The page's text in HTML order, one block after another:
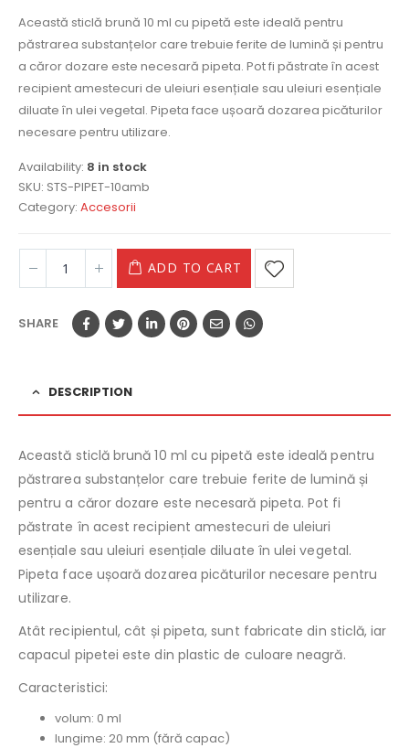
Această sticlă brună 10 ml cu pipetă este ideală pentru
păstrarea substanțelor care trebuie ferite de lumină și pentru
a căror dozare este necesară pipeta. Pot fi păstrate în acest
recipient amestecuri de uleiuri esențiale sau uleiuri esențiale
diluate în ulei vegetal. Pipeta face ușoară dozarea picăturilor
necesare pentru utilizare.
Availability: 8 in stock
SKU: STS-PIPET-10amb
Category: Accesorii
ADD TO CART
SHARE
DESCRIPTION
Această sticlă brună 10 ml cu pipetă este ideală pentru
păstrarea substanțelor care trebuie ferite de lumină și
pentru a căror dozare este necesară pipeta. Pot fi
păstrate în acest recipient amestecuri de uleiuri
esențiale sau uleiuri esențiale diluate în ulei vegetal.
Pipeta face ușoară dozarea picăturilor necesare pentru
utilizare.
Atât recipientul, cât și pipeta, sunt fabricate din sticlă, iar
capacul pipetei este din plastic de culoare neagră.
Caracteristici:
volum: 0 ml
lungime: 20 mm (fără capac)